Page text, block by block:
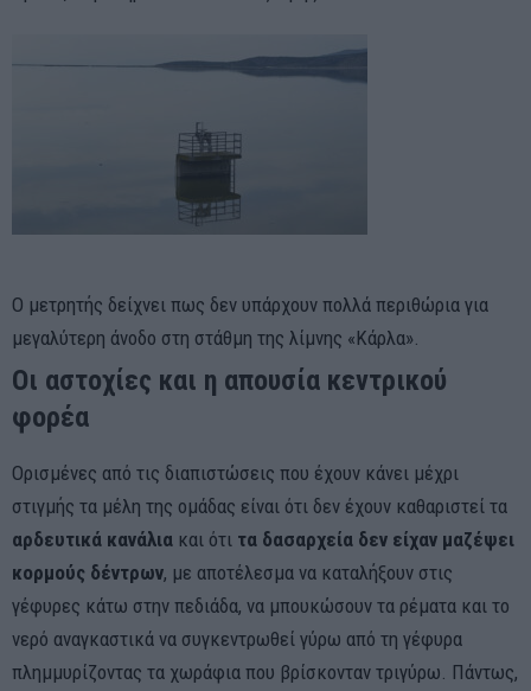
Ο μετρητής δείχνει πως δεν υπάρχουν πολλά περιθώρια για
μεγαλύτερη άνοδο στη στάθμη της λίμνης «Κάρλα».
Οι αστοχίες και η απουσία κεντρικού
φορέα
Ορισμένες από τις διαπιστώσεις που έχουν κάνει μέχρι
στιγμής τα μέλη της ομάδας είναι ότι δεν έχουν καθαριστεί τα
αρδευτικά κανάλια και ότι τα δασαρχεία δεν είχαν μαζέψει
κορμούς δέντρων, με αποτέλεσμα να καταλήξουν στις
γέφυρες κάτω στην πεδιάδα, να μπουκώσουν τα ρέματα και το
νερό αναγκαστικά να συγκεντρωθεί γύρω από τη γέφυρα
πλημμυρίζοντας τα χωράφια που βρίσκονταν τριγύρω. Πάντως,